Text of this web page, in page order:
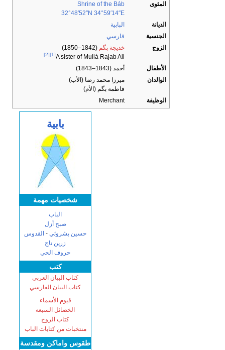
المثوى
Shrine of the Báb
32°48′52″N 34°59′14″E
الديانة
البابية
الجنسية
فارسي
الزوج
خديجة بگم (1842–1850)
A sister of Mullá Rajab Ali
[1]
[2]
الأطفال
أحمد (1843–1843)
الوالدان
ميرزا محمد رضا (الأب)
فاطمة بگم (الأم)
الوظيفة
Merchant
بابية
شخصیات مهمة
الباب
صبح أزل
حسين بشروئي - القدوس
زرين تاج
حروف الحي
كتب
كتاب البيان العربي
كتاب البيان الفارسي
قيوم الأسماء
الخضائل السبعة
كتاب الروح
منتخبات من كتابات الباب
طقوس واماكن ومقدسة